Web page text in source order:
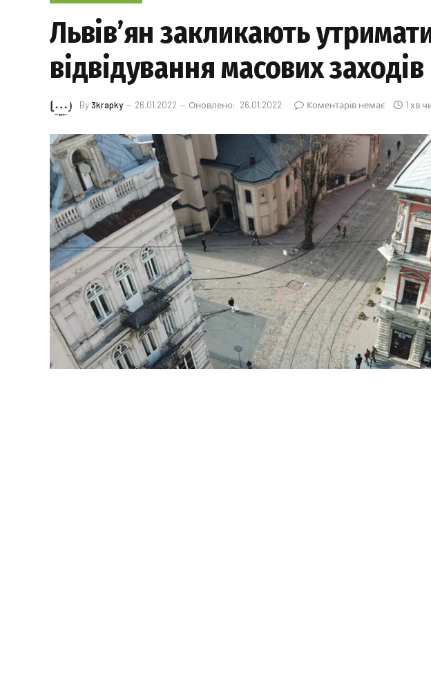
Львів’ян закликають
відвідування масових заходів
By 3krapky 26.01.2022 Оновлено: 26.01.2022 Коментарів немає 1 хв